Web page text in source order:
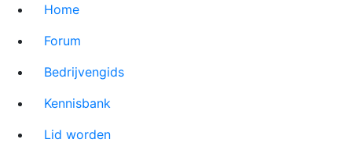
Home
Forum
Bedrijvengids
Kennisbank
Lid worden